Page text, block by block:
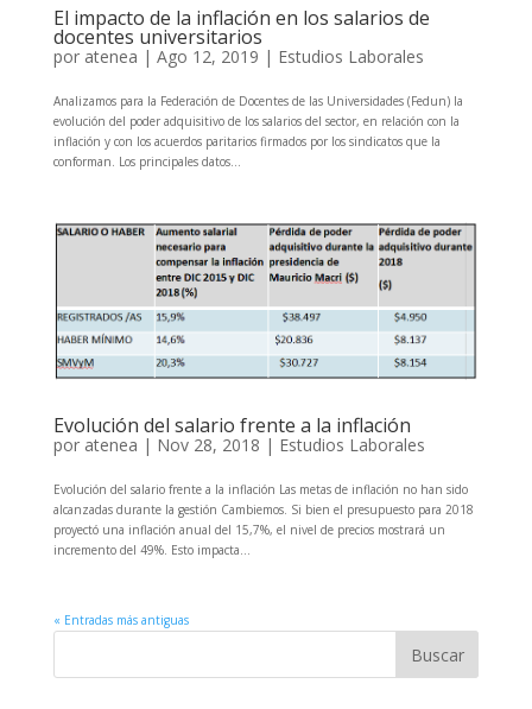
El impacto de la inflación en los salarios de
docentes universitarios
por atenea | Ago 12, 2019 | Estudios Laborales
Analizamos para la Federación de Docentes de las Universidades (Fedun) la
evolución del poder adquisitivo de los salarios del sector, en relación con la
inflación y con los acuerdos paritarios firmados por los sindicatos que la
conforman. Los principales datos...
Evolución del salario frente a la inflación
por atenea | Nov 28, 2018 | Estudios Laborales
Evolución del salario frente a la inflación Las metas de inflación no han sido
alcanzadas durante la gestión Cambiemos. Si bien el presupuesto para 2018
proyectó una inflación anual del 15,7%, el nivel de precios mostrará un
incremento del 49%. Esto impacta...
« Entradas más antiguas